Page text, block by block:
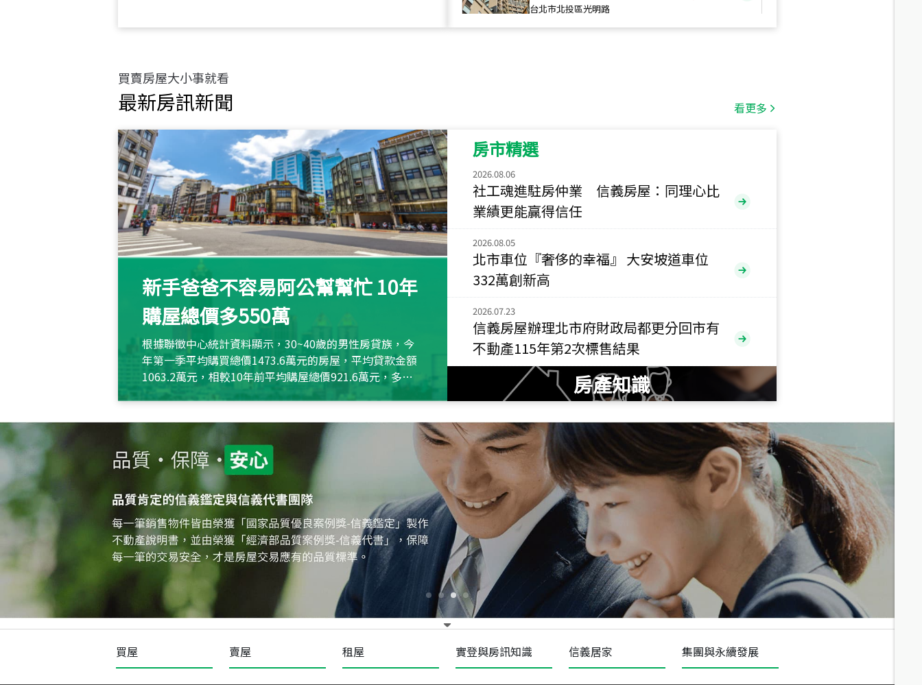
115
新北市永和區環河西路二段
115年07月 成交
央央 5,800萬
115年
小西華
115年07月 成交
捷豹
台北市中山區長春路
總價
115年07月 成交
十泉十美
台北市北投區光明路
總價
1,020 萬
年 07 月 成交
四維天廈
新竹市新竹市四維路
總價
490萬
115 月 成交
菁英典藏
新竹市新竹市慈祥路
1,808萬
買賣房屋大小事就看
最新房訊新聞 看更多
新手爸爸不容易阿公幫幫忙 10年
購屋總價多550萬
根據聯徵中心統計資料顯示，30~40歲的男性房貸族，今
年第一季平均購買總價1473.6萬元的房屋，平均貸款金額
1063.2萬元，相較10年前平均購屋總價921.6萬元，多出
約550萬元，且貸款金額也多
房市精選
2026.08.06
社工魂進駐房仲業 信義房屋：同理心比
業績更能贏得信任
2026.08.05
北市車位『奢侈的幸福』 大安坡道車位
332萬創新高
2026.07.23
信義房屋辦理北市府財政局都更分回市有
不動產115年第2次標售結果
房產知識
買屋 賣屋 租屋 實登與房訊知識 信義居家 集團與永續發展